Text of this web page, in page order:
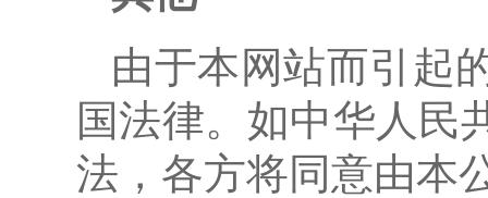
由于本网站而引起
国法律。如中华人民
法，各方将同意由本